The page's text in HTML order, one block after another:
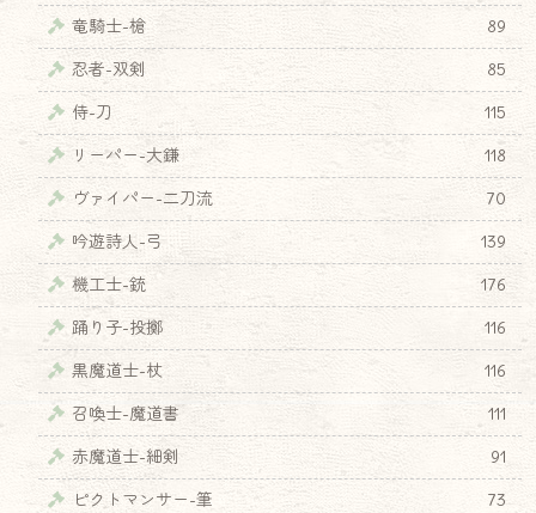
竜騎士-槍
89
忍者-双剣
85
侍-刀
115
リーパー-大鎌
118
ヴァイパー-二刀流
70
吟遊詩人-弓
139
機工士-銃
176
踊り子-投擲
116
黒魔道士-杖
116
召喚士-魔道書
111
赤魔道士-細剣
91
ピクトマンサー-筆
73